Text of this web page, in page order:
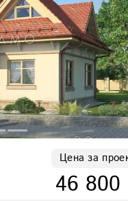
Цена за
46 800